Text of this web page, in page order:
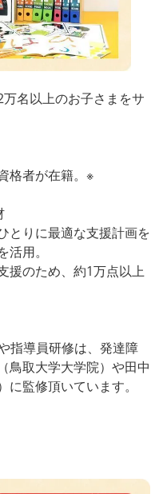
名以上のお子さまをサ
格者が在籍。※
とりに最適な支援計画を
用。
援のため、約1万点以上
指導員研修は、発達障
鳥取大学大学院）や田中
監修頂いています。